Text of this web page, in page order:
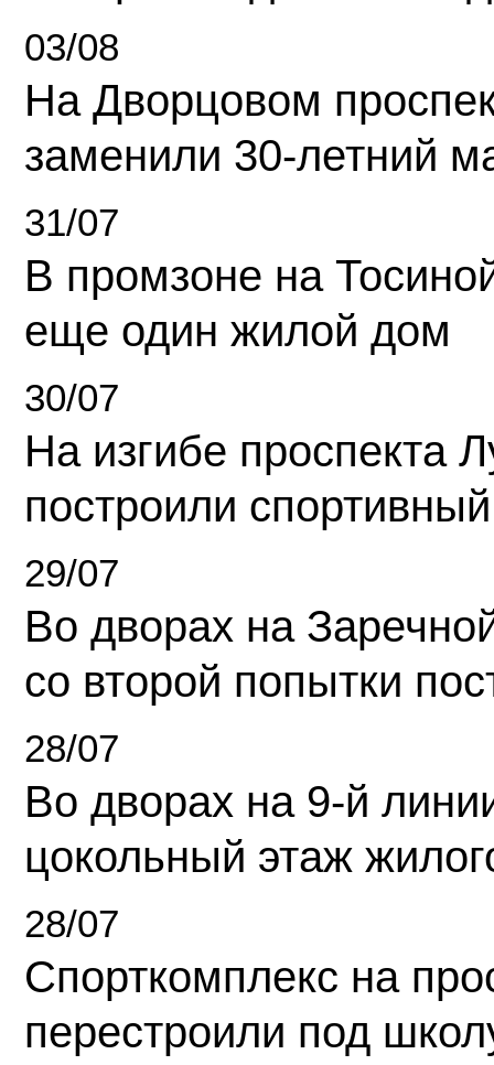
03/08
На Дворцовом
заменили 30-летний
31/07
В промзоне на
еще один жилой дом
30/07
На изгибе проспекта
построили
29/07
Во дворах на
со второй попытки
28/07
Во дворах на 9-й
цокольный этаж
28/07
Спорткомплекс на
перестроили под